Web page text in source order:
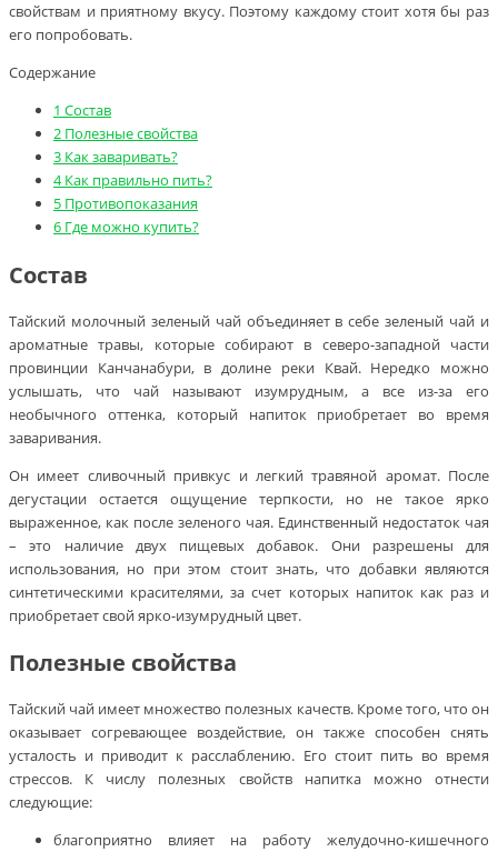
свойствам и приятному вкусу. Поэтому каждому стоит хотя бы раз
его попробовать.
Содержание
1 Состав
2 Полезные свойства
3 Как заваривать?
4Как правильно пить?
5 Противопоказания
6 Где можно купить?
Состав
Тайский молочный зеленый чай объединяет в себе зеленый чай и
ароматные травы, которые собирают в северо-западной части
провинции Канчанабури, в долине реки Квай. Нередко можно
услышать, что чай называют изумрудным, а все из-за его
необычного оттенка, который напиток приобретает во время
заваривания.
Он имеет сливочный привкус и легкий травяной аромат. После
дегустации остается ощущение терпкости, но не такое ярко
выраженное, как после зеленого чая. Единственный недостаток чая
– это наличие двух пищевых добавок. Они разрешены для
использования, но при этом стоит знать, что добавки являются
синтетическими красителями, за счет которых напиток как раз и
приобретает свой ярко-изумрудный цвет.
Полезные свойства
Тайский чай имеет множество полезных качеств. Кроме того, что он
оказывает согревающее воздействие, он также способен снять
усталость и приводит к расслаблению. Его стоит пить во время
стрессов. К числу полезных свойств напитка можно отнести
следующие:
благоприятно влияет на работу желудочно-кишечного